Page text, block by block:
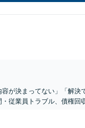
が決まってない」「解
従業員トラブル、債権回